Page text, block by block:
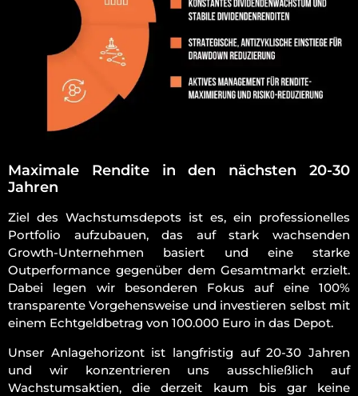
Maximale Rendite in den nächsten 20-30
Jahren
Ziel des Wachstumsdepots ist es, ein professionelles
Portfolio aufzubauen, das auf stark wachsenden
Growth-Unternehmen basiert und eine starke
Outperformance gegenüber dem Gesamtmarkt erzielt.
Dabei legen wir besonderen Fokus auf eine 100%
transparente Vorgehensweise und investieren selbst mit
einem Echtgeldbetrag von 100.000 Euro in das Depot.
Unser Anlagehorizont ist langfristig auf 20-30 Jahren
und wir konzentrieren uns ausschließlich auf
Wachstumsaktien, die derzeit kaum bis gar keine